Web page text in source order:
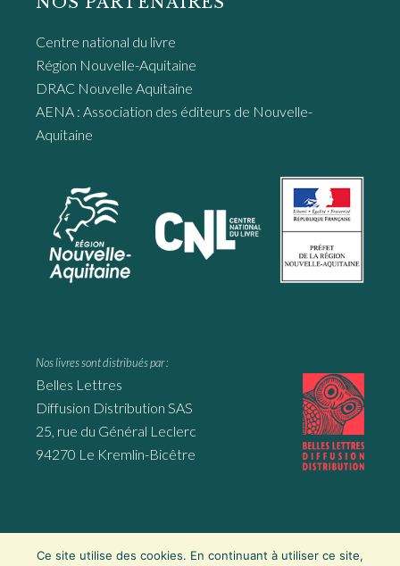
Centre national du livre
Région Nouvelle-Aquitaine
DRAC Nouvelle Aquitaine
AENA : Association des éditeurs de Nouvelle-
Aquitaine
Nos livres sont distribués par :
Belles Lettres
Diffusion Distribution SAS
25, rue du Général Leclerc
94270 Le Kremlin-Bicêtre
Ce site utilise des cookies. En continuant à utiliser ce site,